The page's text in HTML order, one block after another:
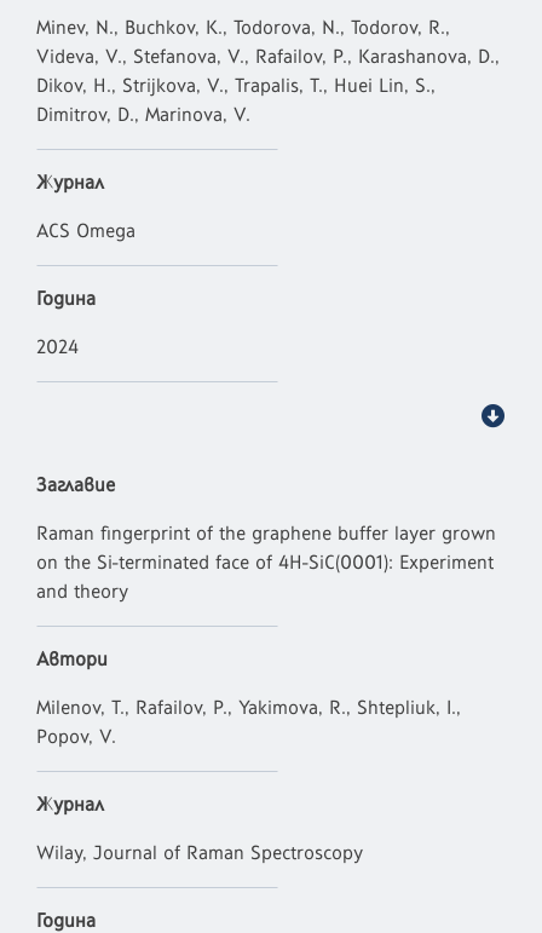
Minev, N., Buchkov, K., Todorova, N., Todorov, R.,
Videva, V., Stefanova, V., Rafailov, P., Karashanova, D.,
Dikov, H., Strijkova, V., Trapalis, T., Huei Lin, S.,
Dimitrov, D., Marinova, V.
Журнал
ACS Omega
Година
2024
Заглавие
Raman fingerprint of the graphene buffer layer grown
on the Si-terminated face of 4H-SiC(0001): Experiment
and theory
Автори
Milenov, T., Rafailov, P., Yakimova, R., Shtepliuk, I.,
Popov, V.
Журнал
Wilay, Journal of Raman Spectroscopy
Година